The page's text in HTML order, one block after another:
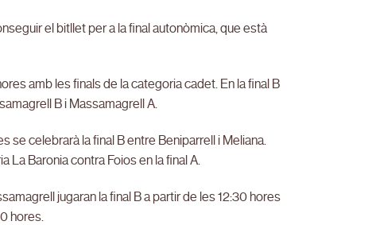
el bitllet per a la final autonòmica, que està
amb les finals de la categoria cadet. En la final B
B i Massamagrell A.
se celebrarà la final B entre Beniparrell i Meliana.
La Baronia contra Foios en la final A.
jugaran la final B a partir de les 12:30 hores
hores.